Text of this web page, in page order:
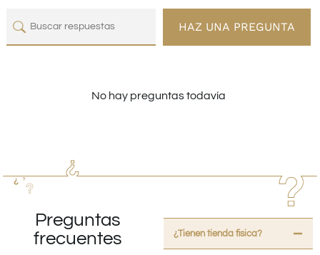
HAZ UNA PREGUNTA
No hay preguntas todavía
Preguntas
frecuentes
¿Tienen tienda fisica?